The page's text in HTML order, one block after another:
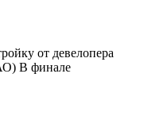
от девелопера
В финале